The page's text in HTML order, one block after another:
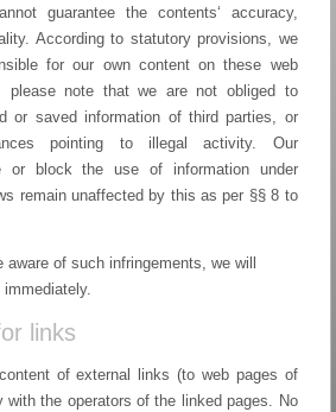
guarantee the contents‘ accuracy,
According to statutory provisions, we
for our own content on these web
please note that we are not obliged to
or saved information of third parties, or
pointing to illegal activity. Our
or block the use of information under
remain unaffected by this as per §§ 8 to
of such infringements, we will
links
of external links (to web pages of
with the operators of the linked pages. No